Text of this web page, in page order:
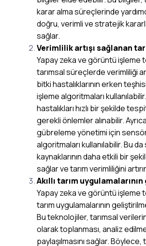
karar alma süreçlerinde
doğru, verimli ve stratejik
sağlar.
Verimlilik artışı sağlanan
Yapay zeka ve görüntü işleme
tarımsal süreçlerde verimliliği
bitki hastalıklarının erken
işleme algoritmaları
hastalıkları hızlı bir şekilde
gerekli önlemler alınabilir.
gübreleme yönetimi için
algoritmaları kullanılabilir. Bu
kaynaklarının daha etkili bir
sağlar ve tarım verimliliğini
Akıllı tarım
Yapay zeka ve görüntü işleme
tarım uygulamalarının
Bu teknolojiler, tarımsal
olarak toplanması, analiz
paylaşılmasını sağlar.